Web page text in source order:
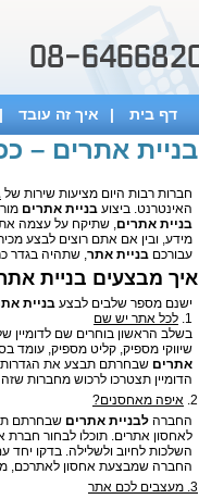
דף בית | איך זה עובד |
בניית אתרים –
חברות רבות היום מציעות שירות של
האינטרנט. ביצוע בניית אתרים
בניית אתרים, שתיקח על עצמה
מידע, ובין אם אתם רוצים לבצע
עבורכם בניית אתר, שתהיה בגדר
איך מבצעים בניית
ישנם מספר שלבים לבצע בניית
1. לכל אתר יש שם
בשלב הראשון בוחרים שם לדומיין
שיווקי מספיק, קליט מספיק, עומד
אתרים
הדומיין תצטרכו לרכוש מחברות שזה
2. איפה מאחסנים?
החברה לבניית אתרים שבחרתם
לאחסון אתרים. תוכלו לבחור חברת
השלכות לחיוב ולשלילה. בדקו יחד
החברה שמבצעת אחסון לאתרכם,
3. מעצבים לכם אתר